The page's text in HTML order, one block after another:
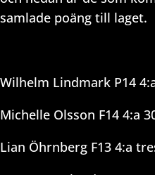
samlade poäng till laget.
Wilhelm Lindmark P14
Michelle Olsson F14 4:a
Lian Öhrnberg F13 4:a